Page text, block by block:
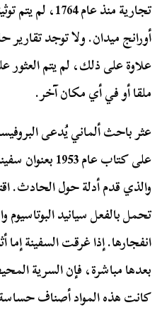
تجارية منذ عام
أورانج ميدان. ولا توجد
علاوة على ذلك، لم يتم
ملقا أو في أي مكان آخر.
عثر باحث ألماني يُدعى
على كتاب عام
والذي قدم أدلة حول الحادث.
تحمل بالفعل سيانيد
انفجارها. إذا غرقت السفينة إما
بعدها مباشرة، فإن السرية
كانت هذه المواد أصناف